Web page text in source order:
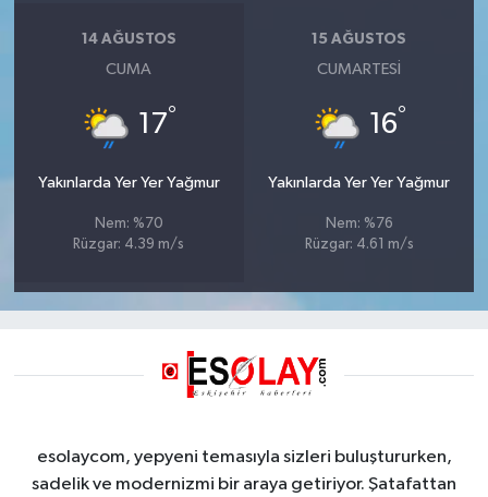
14 AĞUSTOS
CUMA
17°
Yakınlarda Yer Yer Yağmur
Nem: %70
Rüzgar: 4.39 m/s
15 AĞUSTOS
CUMARTESI
16°
Yakınlarda Yer Yer Yağmur
Nem: %76
Rüzgar: 4.61 m/s
esolaycom, yepyeni temasıyla sizleri buluştururken,
sadelik ve modernizmi bir araya getiriyor. Şatafattan